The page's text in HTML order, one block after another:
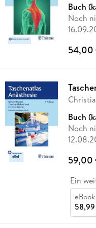
Buch
Noch
54,00
Buch
Noch
59,00
Ein